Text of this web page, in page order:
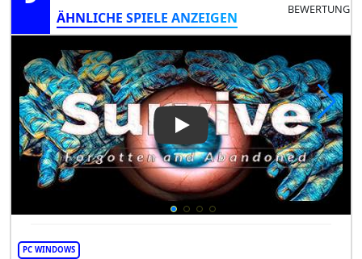
ÄHNLICHE SPIELE ANZEIGEN
BEWERTUNG
Play Video: Survive:
PC WINDOWS